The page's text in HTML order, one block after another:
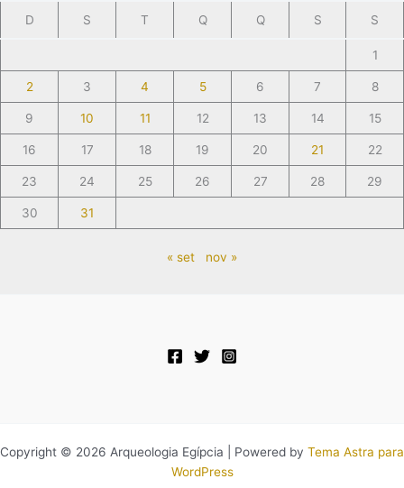
D S T Q Q S S
1
2 3 4 5 6 7 8
9 10 11 12 13 14 15
16 17 18 19 20 21 22
23 24 25 26 27 28 29
30 31
« set nov »
Copyright © 2026 Arqueologia Egípcia | Powered by Tema Astra para
WordPress